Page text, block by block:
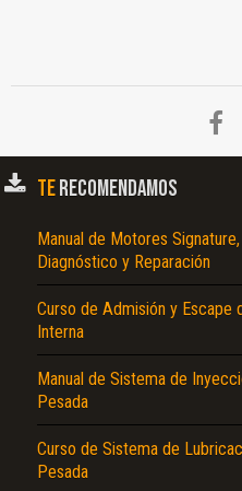
TERECOMENDAMOS
Manual de Motores
Diagnóstico y Reparación
Curso de Admisión y Escape
Interna
Manual de Sistema de
Pesada
Curso de Sistema de
Pesada
El Título es
Texto o Imagen de
No carga o no se